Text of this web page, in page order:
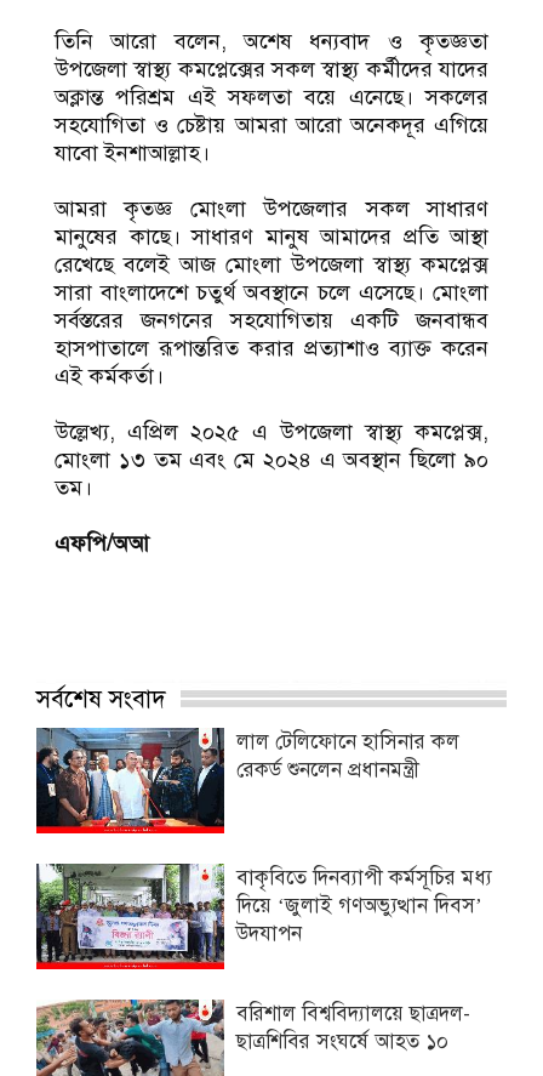
তিনি আরো বলেন, অশেষ ধন্যবাদ ও কৃতজ্ঞতা
উপজেলা স্বাস্থ্য কমপ্লেক্সের সকল স্বাস্থ্য কর্মীদের যাদের
অক্লান্ত পরিশ্রম এই সফলতা বয়ে এনেছে। সকলের
সহযোগিতা ও চেষ্টায় আমরা আরো অনেকদূর এগিয়ে
যাবো ইনশাআল্লাহ।
আমরা কৃতজ্ঞ মোংলা উপজেলার সকল সাধারণ
মানুষের কাছে। সাধারণ মানুষ আমাদের প্রতি আস্থা
রেখেছে বলেই আজ মোংলা উপজেলা স্বাস্থ্য কমপ্লেক্স
সারা বাংলাদেশে চতুর্থ অবস্থানে চলে এসেছে। মোংলা
সর্বস্তরের জনগনের সহযোগিতায় একটি জনবান্ধব
হাসপাতালে রূপান্তরিত করার প্রত্যাশাও ব্যাক্ত করেন
এই কর্মকর্তা।
উল্লেখ্য, এপ্রিল ২০২৫ এ উপজেলা স্বাস্থ্য কমপ্লেক্স,
মোংলা ১৩ তম এবং মে ২০২৪ এ অবস্থান ছিলো ৯০
তম।
এফপি/অআ
সর্বশেষ সংবাদ
লাল টেলিফোনে হাসিনার কল
রেকর্ড শুনলেন প্রধানমন্ত্রী
বাকৃবিতে দিনব্যাপী কর্মসূচির মধ্য
দিয়ে ‘জুলাই গণঅভ্যুত্থান দিবস’
উদযাপন
বরিশাল বিশ্ববিদ্যালয়ে ছাত্রদল-
ছাত্রশিবির সংঘর্ষে আহত ১০